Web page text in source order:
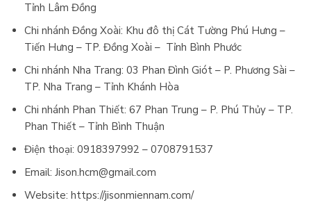
Tỉnh Lâm Đồng
Chi nhánh Đồng Xoài: Khu đô thị Cát Tường Phú Hưng –
Tiến Hưng – TP. Đồng Xoài – Tỉnh Bình Phước
Chi nhánh Nha Trang: 03 Phan Đình Giót – P. Phương Sài –
TP. Nha Trang – Tỉnh Khánh Hòa
Chi nhánh Phan Thiết: 67 Phan Trung – P. Phú Thủy – TP.
Phan Thiết – Tỉnh Bình Thuận
Điện thoại: 0918397992 – 0708791537
Email: Jison.hcm@gmail.com
Website: https://jisonmiennam.com/